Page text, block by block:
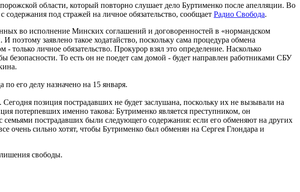
области, который повторно слушает дело Буртименко после апелляции. Во
содержания под стражей на личное обязательство, сообщает Радио Свобода.
во исполнение Минских соглашений и договоренностей в «нормандском
заявлено такое ходатайство, поскольку сама процедура обмена
личное обязательство. Прокурор взял это определение. Насколько
То есть он не поедет сам домой - будет направлен работниками СБУ
его делу назначено на 15 января.
позиция пострадавших не будет заслушана, поскольку их не вызывали на
потерпевших именно такова: Бутрименко является преступником, он
пострадавших были следующего содержания: если его обменяют на других
сильно хотят, чтобы Бутрименко был обменян на Сергея Глондара и
свободы.